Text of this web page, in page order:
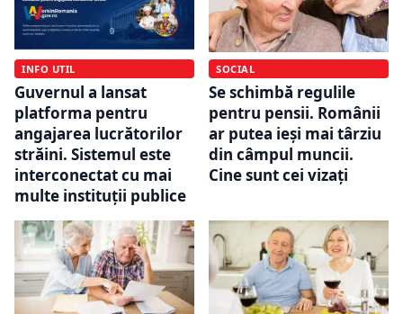
INFO UTIL
Guvernul a lansat
platforma pentru
angajarea lucrătorilor
străini. Sistemul este
interconectat cu mai
multe instituții publice
SOCIAL
Se schimbă regulile
pentru pensii. Românii
ar putea ieși mai târziu
din câmpul muncii.
Cine sunt cei vizați